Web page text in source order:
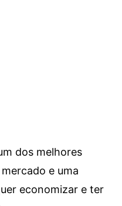
dos melhores
e uma
economizar e ter